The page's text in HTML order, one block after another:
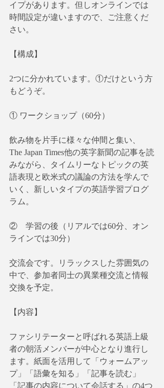
イプがあります。但しオンラインでは
時間設定が違いますので、ご注意くだ
さい。
【構成】
2つに分かれています。①だけという方
もどうぞ。
① ワークショップ（60分）
飲み物を片手に様々な仲間と集い、
The Japan Times他の英字新聞の記事を読
みながら、タイムリーなトピックの英
語表現と欧米式の議論の方法を学んで
いく、新しいタイプの英語学習プログ
ラム。
②　学習の後（リアルでは60分、オン
ラインでは30分）
交流会です。リラックスした雰囲気の
中で、参加者同士の異業種交流と情報
交換を予定。
【内容】
ファシリテーターと呼ばれる英語上級
者の朝活メンバーが中心となり進行し
ます。紙面を活用して「ウォームアッ
プ」「語彙を知る」「記事を読む」
「記事の内容について会話する」の4つ